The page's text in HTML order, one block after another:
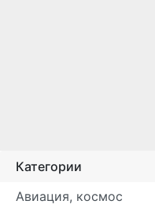
Категории
Авиация, космос